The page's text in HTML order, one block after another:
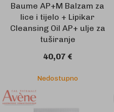
Baume AP+M Balzam za
lice i tijelo + Lipikar
Cleansing Oil AP+ ulje za
tuširanje
40,07 €
Nedostupno